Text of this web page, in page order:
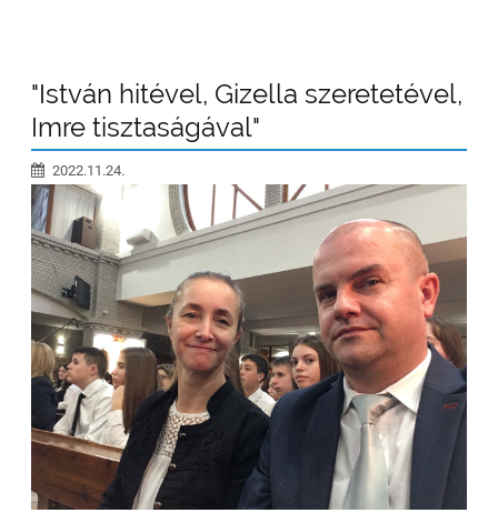
"István hitével, Gizella szeretetével,
Imre tisztaságával"
2022.11.24.